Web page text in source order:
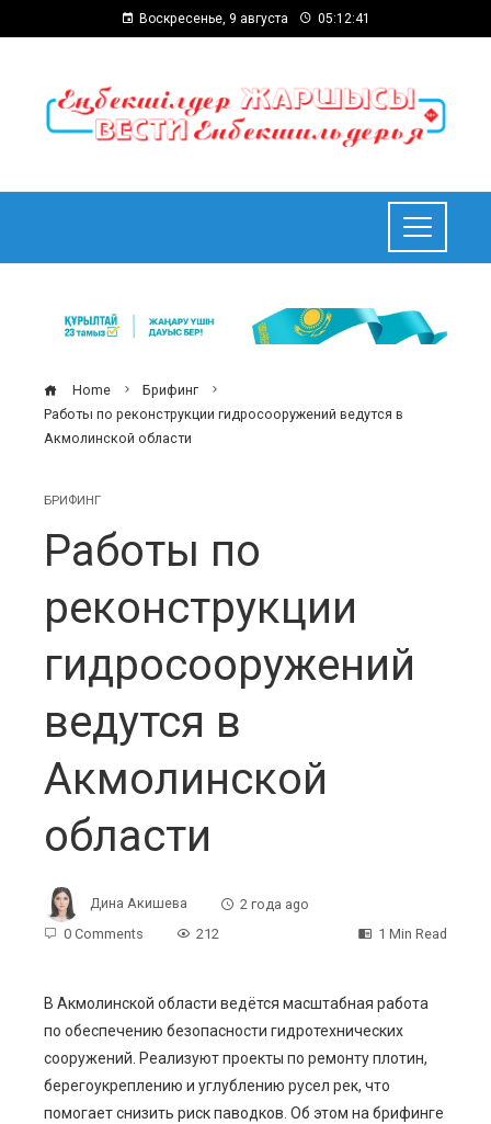
Воскресенье, 9 августа 05:12:42
Home
Брифинг
Работы по реконструкции гидросооружений ведутся в
Акмолинской области
БРИФИНГ
Работы по
реконструкции
гидросооружений
ведутся в
Акмолинской
области
Дина Акишева
2 года ago
0 Comments
212 1 Min Read
В Акмолинской области ведётся масштабная работа
по обеспечению безопасности гидротехнических
сооружений. Реализуют проекты по ремонту плотин,
берегоукреплению и углублению русел рек, что
помогает снизить риск паводков. Об этом на брифинге